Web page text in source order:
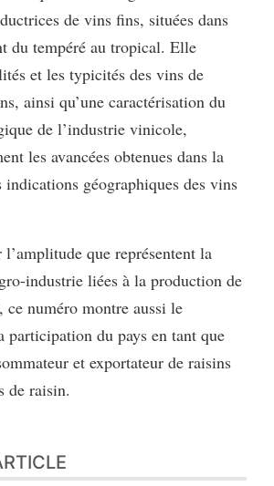
de vins fins, situées dans
du tempéré au tropical. Elle
et les typicités des vins de
ainsi qu’une caractérisation du
de l’industrie vinicole,
les avancées obtenues dans la
indications géographiques des vins
l’amplitude que représentent la
industrie liées à la production de
numéro montre aussi le
participation du pays en tant que
et exportateur de raisins
de raisin.